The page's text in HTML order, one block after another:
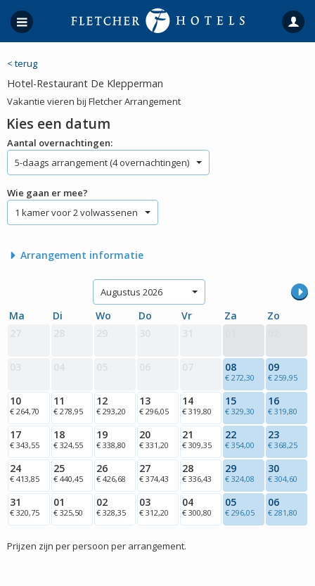
< terug
Hotel-Restaurant De Klepperman
Vakantie vieren bij Fletcher Arrangement
Kies een datum
Aantal overnachtingen:
5-daags arrangement (4 overnachtingen)
Wie gaan er mee?
1 kamer voor 2 volwassenen
Arrangement informatie
Augustus 2026
Ma Di Wo Do Vr Za
Zo
08
€ 272,30
09
€ 259,95
10
€ 264,70
11
€ 278,95
12
€ 293,20
13
€ 296,05
14
€ 319,80
15
€ 329,30
16
€ 319,80
17
€ 343,55
18
€ 324,55
19
€ 338,80
20
€ 331,20
21
€ 309,35
22
€ 354,00
23
€ 368,25
24
€ 413,85
25
€ 440,45
26
€ 426,68
27
€ 374,43
28
€ 336,43
29
€ 324,08
30
€ 304,60
31
€ 320,75
01
€ 325,50
02
€ 328,35
03
€ 312,20
04
€ 300,80
05
€ 296,05
06
€ 281,80
Prijzen zijn per persoon per arrangement.